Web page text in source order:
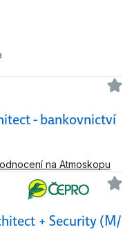
- bankovnictví
na Atmoskopu
+ Security (M/